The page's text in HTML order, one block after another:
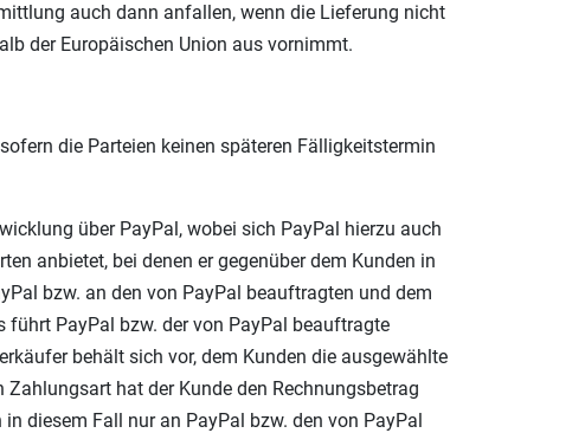
auch dann anfallen, wenn die Lieferung nicht
der Europäischen Union aus vornimmt.
die Parteien keinen späteren Fälligkeitstermin
über PayPal, wobei sich PayPal hierzu auch
anbietet, bei denen er gegenüber dem Kunden in
bzw. an den von PayPal beauftragten und dem
führt PayPal bzw. der von PayPal beauftragte
behält sich vor, dem Kunden die ausgewählte
hat der Kunde den Rechnungsbetrag
diesem Fall nur an PayPal bzw. den von PayPal